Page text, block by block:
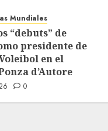
Mundiales
“debuts” de
presidente de
en el
d’Autore
0